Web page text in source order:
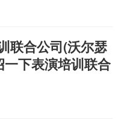
联合公司(沃尔瑟
下表演培训联合